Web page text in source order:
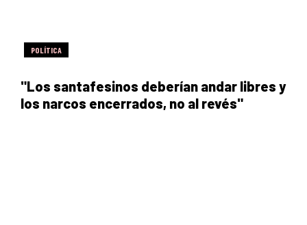
POLÍTICA
"Los santafesinos deberían andar libres y
los narcos encerrados, no al revés"